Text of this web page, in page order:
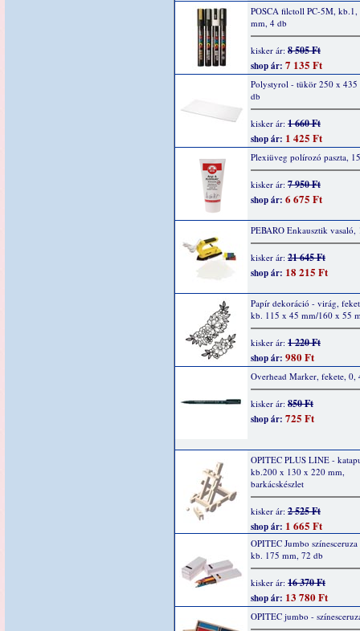
POSCA filctoll PC-5M,
mm, 4 db
kisker ár: 8 505 Ft
shop ár: 7 135 Ft
Polystyrol - tükör 250 x 435
db
kisker ár: 1 660 Ft
shop ár: 1 425 Ft
Plexiüveg polírozó paszta,
kisker ár: 7 950 Ft
shop ár: 6 675 Ft
PEBARO Enkausztik vasaló,
kisker ár: 21 645 Ft
shop ár: 18 215 Ft
Papír dekoráció - virág,
kb. 115 x 45 mm/160 x 55
kisker ár: 1 220 Ft
shop ár: 980 Ft
Overhead Marker, fekete, 0,
kisker ár: 850 Ft
shop ár: 725 Ft
OPITEC PLUS LINE -
kb.200 x 130 x 220 mm,
barkácskészlet
kisker ár: 2 525 Ft
shop ár: 1 665 Ft
OPITEC Jumbo színesceruza
kb. 175 mm, 72 db
kisker ár: 16 370 Ft
shop ár: 13 780 Ft
OPITEC jumbo -